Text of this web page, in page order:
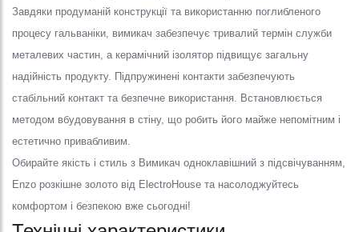
Завдяки продуманій конструкції та використанню поглибленого
процесу гальваніки, вимикач забезпечує тривалий термін служби
металевих частин, а керамічний ізолятор підвищує загальну
надійність продукту. Підпружинені контакти забезпечують
стабільний контакт та безпечне використання. Встановлюється
методом вбудовування в стіну, що робить його майже непомітним і
естетично привабливим.
Обирайте якість і стиль з Вимикач одноклавішний з підсвічуванням,
Enzo розкішне золото від ElectroHouse та насолоджуйтесь
комфортом і безпекою вже сьогодні!